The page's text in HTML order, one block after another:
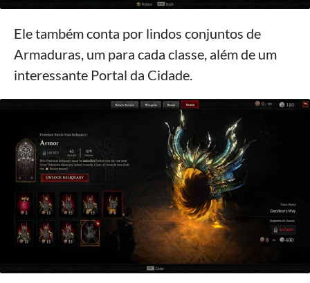
Ele também conta por lindos conjuntos de
Armaduras, um para cada classe, além de um
interessante Portal da Cidade.